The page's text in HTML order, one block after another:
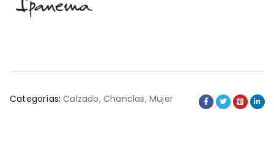
Categorías: Calzado,Chanclas,Mujer